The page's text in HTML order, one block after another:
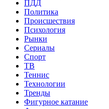
ПДД
Политика
Происшествия
Психология
Рынки
Сериалы
Спорт
ТВ
Теннис
Технологии
Тренды
Фигурное катание